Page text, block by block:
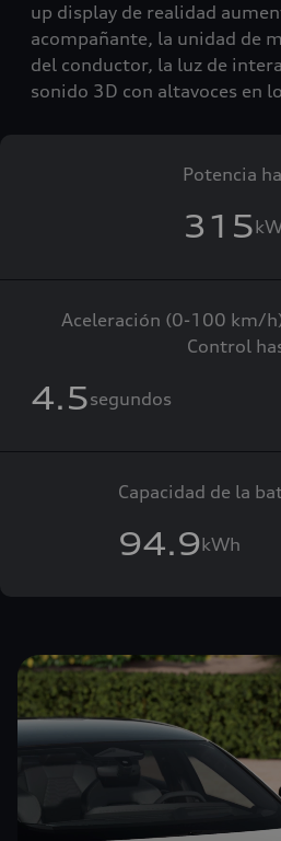
up display de realidad
acompañante, la unidad de
del conductor, la luz de
sonido 3D con altavoces en
Potencia
315
Aceleración (0-100 km/
Control
4.5segundos
Capacidad de la
94.9kWh